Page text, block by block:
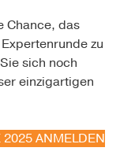
Chance, das
zu
sich noch
einzigartigen
2025 ANMELDEN